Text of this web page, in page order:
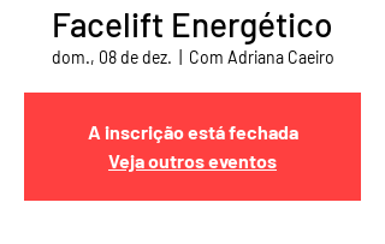
Facelift Energético
dom., 08 de dez. Com Adriana Caeiro
A inscrição está fechada
Veja outros eventos